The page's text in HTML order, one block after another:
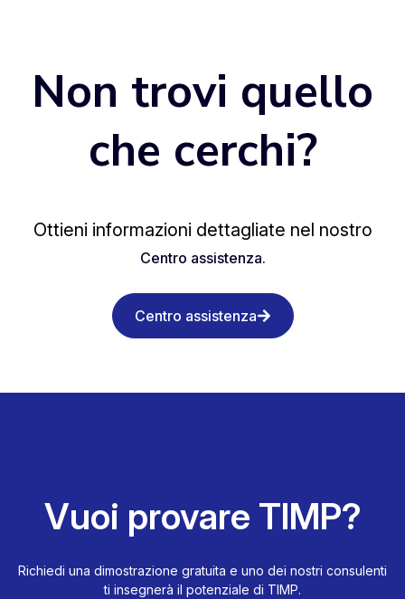
Non trovi quello
che cerchi?
Ottieni informazioni dettagliate nel nostro
Centro assistenza.
Centro assistenza
Vuoi provare TIMP?
Richiedi una dimostrazione gratuita e uno dei nostri consulenti
ti insegnerà il potenziale di TIMP.